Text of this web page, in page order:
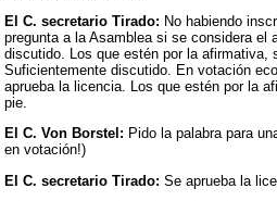
El C. secretario Tirado: No habiendo
pregunta a la Asamblea si se considera el
discutido. Los que estén por la afirmativa,
Suficientemente discutido. En votación
aprueba la licencia. Los que estén por la
pie.
El C. Von Borstel: Pido la palabra para
en votación!)
El C. secretario Tirado: Se aprueba la